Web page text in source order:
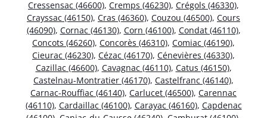
Cressensac (46600), Cremps (46230), Crégols (46330),
Crayssac (46150), Cras (46360), Couzou (46500), Cours
(46090), Cornac (46130), Corn (46100), Condat (46110),
Concots (46260), Concorès (46310), Comiac (46190),
Cieurac (46230), Cézac (46170), Cénevières (46330),
Cazillac (46600), Cavagnac (46110), Catus (46150),
Castelnau-Montratier (46170), Castelfranc (46140),
Carnac-Rouffiac (46140), Carlucet (46500), Carennac
(46110), Cardaillac (46100), Carayac (46160), Capdenac